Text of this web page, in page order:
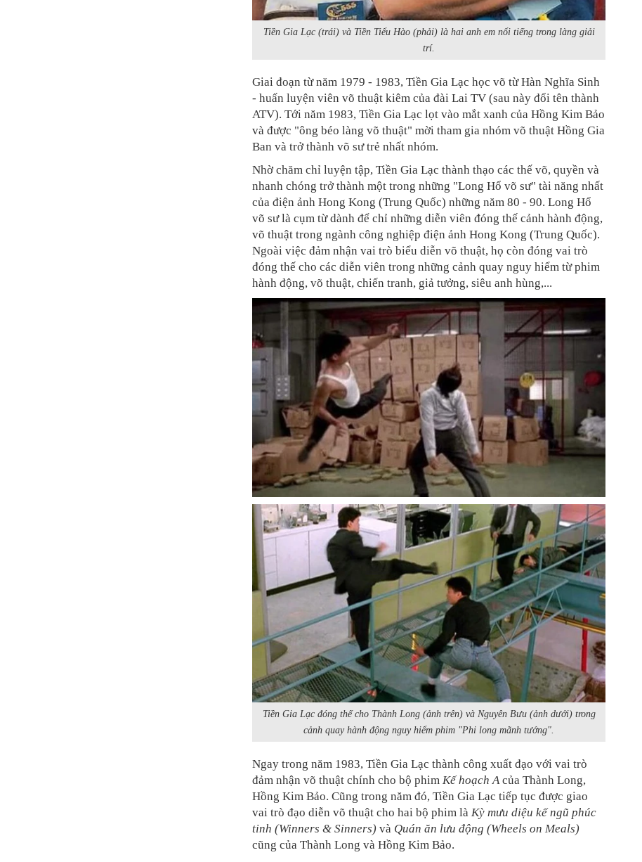
Tiền Gia Lạc (trái) và Tiền Tiểu Hào (phải) là hai anh em nổi tiếng trong làng giải
trí.
Giai đoạn từ năm 1979 - 1983, Tiền Gia Lạc học võ từ Hàn Nghĩa Sinh
- huấn luyện viên võ thuật kiêm của đài Lai TV (sau này đổi tên thành
ATV). Tới năm 1983, Tiền Gia Lạc lọt vào mắt xanh của Hồng Kim Bảo
và được "ông béo làng võ thuật" mời tham gia nhóm võ thuật Hồng Gia
Ban và trở thành võ sư trẻ nhất nhóm.
Nhờ chăm chỉ luyện tập, Tiền Gia Lạc thành thạo các thế võ, quyền và
nhanh chóng trở thành một trong những "Long Hổ võ sư" tài năng nhất
của điện ảnh Hong Kong (Trung Quốc) những năm 80 - 90. Long Hổ
võ sư là cụm từ dành để chỉ những diễn viên đóng thế cảnh hành động,
võ thuật trong ngành công nghiệp điện ảnh Hong Kong (Trung Quốc).
Ngoài việc đảm nhận vai trò biểu diễn võ thuật, họ còn đóng vai trò
đóng thế cho các diễn viên trong những cảnh quay nguy hiểm từ phim
hành động, võ thuật, chiến tranh, giả tưởng, siêu anh hùng,...
Tiền Gia Lạc đóng thế cho Thành Long (ảnh trên) và Nguyên Bưu (ảnh dưới) trong
cảnh quay hành động nguy hiểm phim "Phi long mãnh tướng".
Ngay trong năm 1983, Tiền Gia Lạc thành công xuất đạo với vai trò
đảm nhận võ thuật chính cho bộ phim Kế hoạch Acủa Thành Long,
Hồng Kim Bảo. Cũng trong năm đó, Tiền Gia Lạc tiếp tục được giao
vai trò đạo diễn võ thuật cho hai bộ phim là Kỳ mưu diệu kế ngũ phúc
tinh (Winners & Sinners) và Quán ăn lưu động (Wheels on Meals)
cũng của Thành Long và Hồng Kim Bảo.